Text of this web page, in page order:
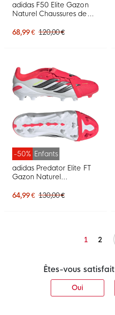
adidas F50 Elite Gazon
Naturel Chaussures de
Néon Jaune
68,99 € 120,00 €
-50% Enfants
adidas Predator Elite FT
Gazon Naturel
Enfants Rouge Blanc Noir
64,99 € 130,00 €
1 2
Êtes-vous
Oui